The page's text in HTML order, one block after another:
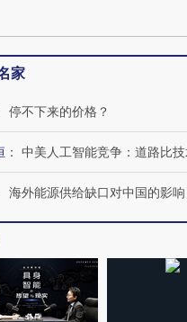
家
停不下来的价格？
： 中美人工智能竞争：道路比
海外能源供给缺口对中国的影响